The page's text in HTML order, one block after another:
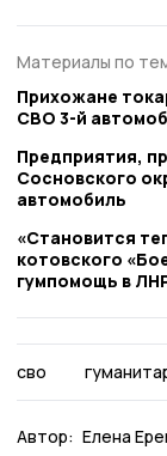
Материалы по
Прихожане
СВО 3-й
Предприятия,
Сосновского
автомобиль
«Становится
котовского
гумпомощь в
сво
Автор: Елена